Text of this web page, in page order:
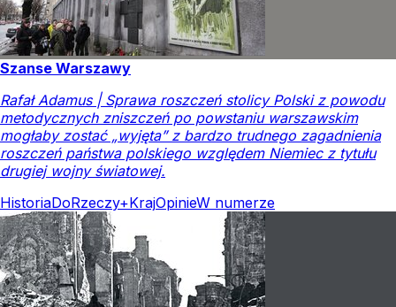
Szanse Warszawy
Rafał Adamus | Sprawa roszczeń stolicy Polski z powodu
metodycznych zniszczeń po powstaniu warszawskim
mogłaby zostać „wyjęta” z bardzo trudnego zagadnienia
roszczeń państwa polskiego względem Niemiec z tytułu
drugiej wojny światowej.
HistoriaDoRzeczy+KrajOpinieW numerze